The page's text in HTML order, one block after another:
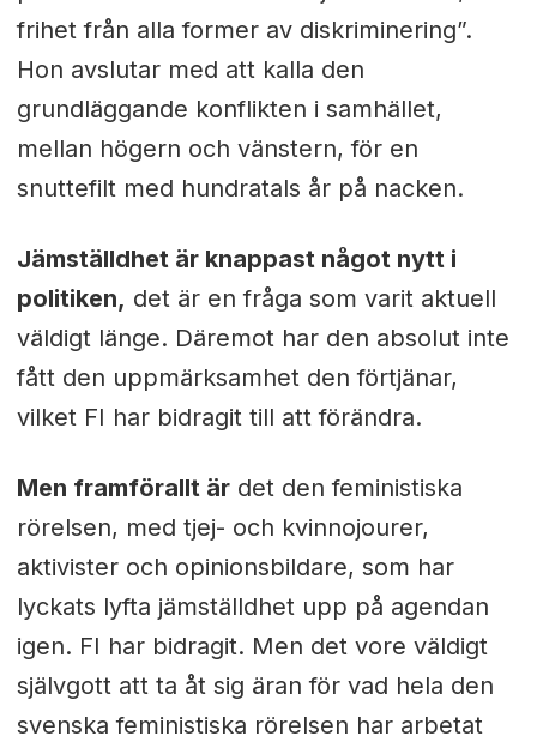
frihet från alla former av diskriminering”.
Hon avslutar med att kalla den
grundläggande konflikten i samhället,
mellan högern och vänstern, för en
snuttefilt med hundratals år på nacken.
Jämställdhet är knappast något nytt i
politiken, det är en fråga som varit aktuell
väldigt länge. Däremot har den absolut inte
fått den uppmärksamhet den förtjänar,
vilket FI har bidragit till att förändra.
Men framförallt ärdet den feministiska
rörelsen, med tjej- och kvinnojourer,
aktivister och opinionsbildare, som har
lyckats lyfta jämställdhet upp på agendan
igen. FI har bidragit. Men det vore väldigt
självgott att ta åt sig äran för vad hela den
svenska feministiska rörelsen har arbetat